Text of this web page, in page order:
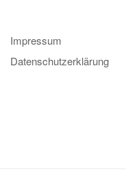
Impressum
Datenschutzerklärung